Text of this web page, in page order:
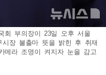
회 부의장이 23일 오후 서울
시장 불출마 뜻을 밝힌 후 취재
메라 조명이 켜지자 눈을 감고